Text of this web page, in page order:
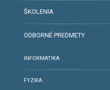
ŠKOLENIA
ODBORNÉ PREDMETY
INFORMATIKA
FYZIKA